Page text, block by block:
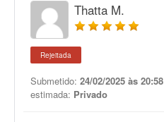
Thatta M.
Rejeitada
Submetido: 24/02/2025 às 20:58
estimada: Privado